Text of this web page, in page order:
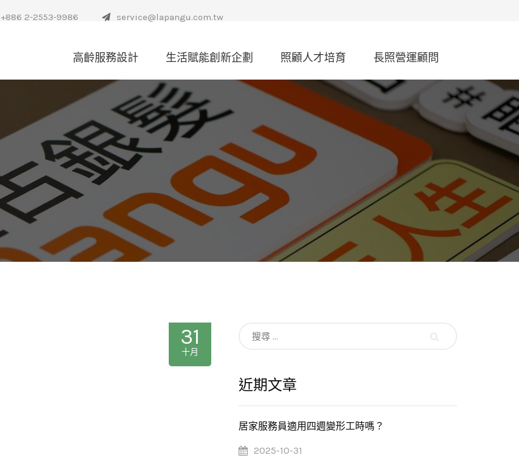
+886 2-2553-9986 service@lapangu.com.tw
高齡服務設計 生活賦能創新企劃 照顧人才培育 長照營運顧問
31
十月
近期文章
居家服務員適用四週變形工時嗎？
2025-10-31